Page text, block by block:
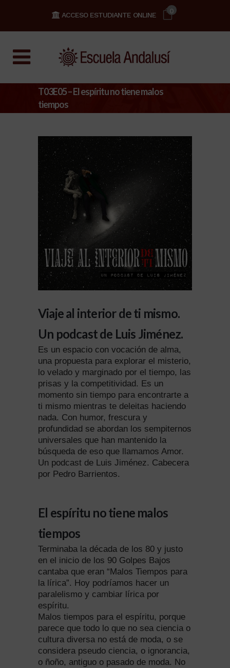
0
ACCESO ESTUDIANTE ONLINE
T03E05 – El espíritu no tiene malos
tiempos
Viaje al interior de ti mismo.
Un podcast de Luis Jiménez.
Es un espacio con vocación de alma,
una propuesta para explorar el misterio,
lo velado y marginado por el tiempo, las
prisas y la competitividad. Es un
momento sin tiempo para encontrarte a
ti mismo mientras te deleitas haciendo
nada. Con humor, frescura y
profundidad se abordan los sempiternos
universales que han mantenido la
búsqueda de eso que llamamos Amor.
Un podcast de Luis Jiménez. Cabecera
por Pedro Barrientos.
El espíritu no tiene malos
tiempos
Terminaba la década de los 80 y justo
en el inicio de los 90 Golpes Bajos
cantaba que eran “Malos Tiempos para
la lírica”. Hoy podríamos hacer un
paralelismo y cambiar lírica por
espíritu.
Malos tiempos para el espíritu, porque
parece que todo lo que no sea ciencia o
cultura diversa no está de moda, o se
considera pseudo ciencia, o ignorancia,
o ñoño, antiguo o pasado de moda. No